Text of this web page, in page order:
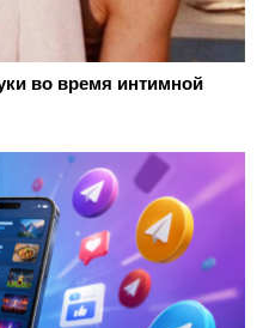
во время интимной